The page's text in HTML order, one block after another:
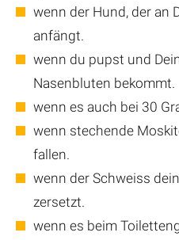
wenn der Hund, der an
anfängt.
wenn du pupst und
Nasenbluten bekommt.
wenn es auch bei 30
wenn stechende
fallen.
wenn der Schweiss
zersetzt.
wenn es beim